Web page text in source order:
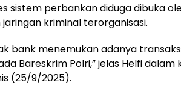
sistem perbankan diduga dibuka
jaringan kriminal terorganisasi.
bank menemukan adanya
Bareskrim Polri,” jelas Helfi
(25/9/2025).